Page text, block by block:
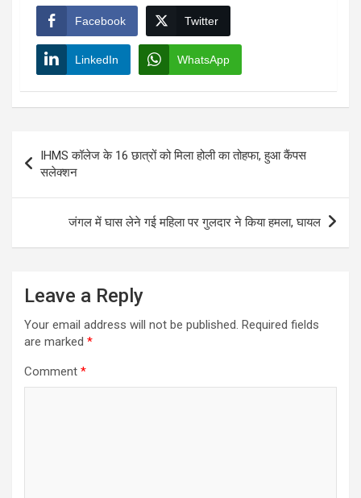
Facebook Twitter
LinkedIn WhatsApp
navigation
IHMS कॉलेज के 16 छात्रों को मिला होली का तोहफा, हुआ कैंपस
सलेक्‍शन
जंगल में घास लेने गई महिला पर गुलदार ने किया हमला, घायल
Leave a Reply
Your email address will not be published. Required fields
are marked *
Comment *